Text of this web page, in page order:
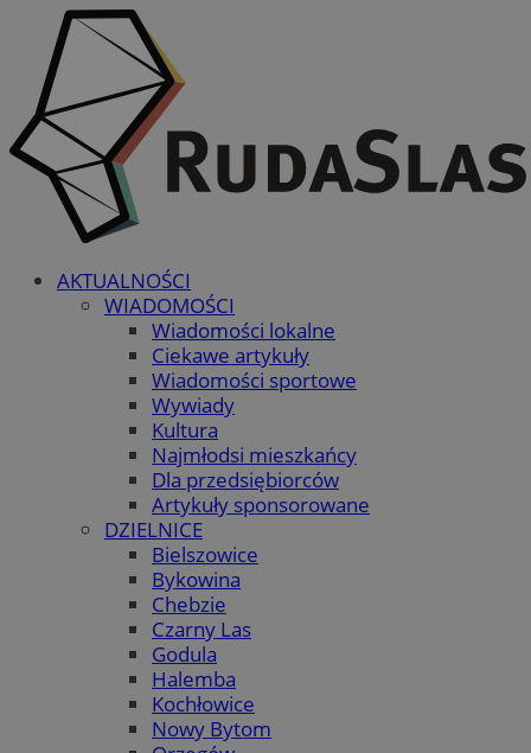
AKTUALNOŚCI
WIADOMOŚCI
Wiadomości lokalne
Ciekawe artykuły
Wiadomości sportowe
Wywiady
Kultura
Najmłodsi mieszkańcy
Dla przedsiębiorców
Artykuły sponsorowane
DZIELNICE
Bielszowice
Bykowina
Chebzie
Czarny Las
Godula
Halemba
Kochłowice
Nowy Bytom